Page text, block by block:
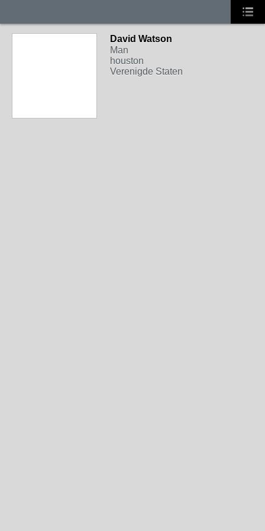
David Watson
Man
houston
Verenigde Staten